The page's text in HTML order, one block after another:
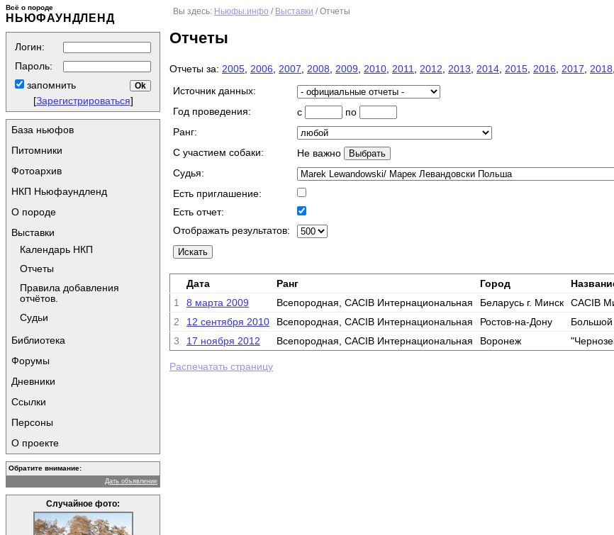
Всё о породе
НЬЮФАУНДЛЕНД
Логин:
Пароль:
запомнить
[Зарегистрироваться]
База ньюфов
Питомники
Фотоархив
НКП Ньюфаундленд
О породе
Выставки
Календарь НКП
Отчеты
Правила добавления
отчётов.
Судьи
Библиотека
Форумы
Дневники
Ссылки
Персоны
О проекте
Обратите внимание:
Дать объявление
Случайное фото:
Вы здесь: Ньюфы.инфо / Выставки / Отчеты
Отчеты
Отчеты за: 2005 2006 2007 2008 2009 2010 2011 2012 2013 2014 2015 2016 2017 2018
Источник данных:
Год проведения:
с
по
Ранг:
C участием собаки:
Не важно
Судья:
Есть приглашение:
Есть отчет:
Отображать результатов:
Дата Ранг Город
1
8 марта 2009 Всепородная, CACIB Интернациональная Беларусь г. Минск CACIB
2
12 сентября 2010 Всепородная, CACIB Интернациональная Ростов-на-Дону Большой
3
17 ноября 2012 Всепородная, CACIB Интернациональная Воронеж
Распечатать страницу